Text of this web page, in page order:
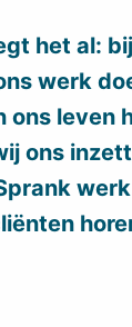
het al:
werk
ons
ons